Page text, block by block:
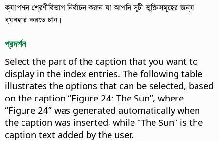
ক্যাপশন শ্রেণীবিভাগ নির্বাচন করুন যা আপনি সূচী ভুক্তিসমূহের জন্য
ব্যবহার করতে চান।
প্রদর্শন
Select the part of the caption that you want to
display in the index entries. The following table
illustrates the options that can be selected, based
on the caption “Figure 24: The Sun”, where
“Figure 24” was generated automatically when
the caption was inserted, while “The Sun” is the
caption text added by the user.